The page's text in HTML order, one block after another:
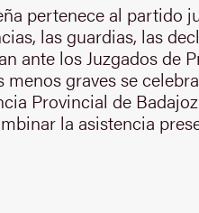
pertenece al partido
las guardias, las
ante los Juzgados de
menos graves se
Provincial de
la asistencia